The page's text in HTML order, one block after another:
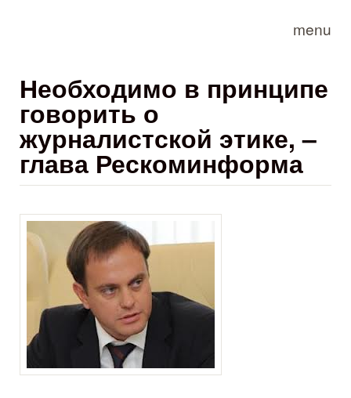
menu
Необходимо в принципе
говорить о
журналистской этике, –
глава Рескоминформа